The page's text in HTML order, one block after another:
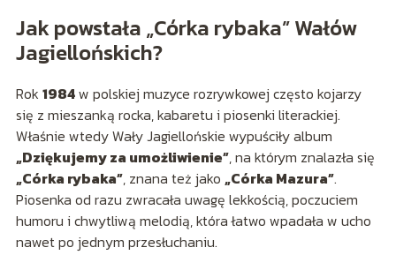
Jak powstała „Córka rybaka” Wałów
Jagiellońskich?
Rok 1984w polskiej muzyce rozrywkowej często kojarzy
się z mieszanką rocka, kabaretu i piosenki literackiej.
Właśnie wtedy Wały Jagiellońskie wypuściły album
„Dziękujemy za umożliwienie”, na którym znalazła się
„Córka rybaka”, znana też jako „Córka Mazura”.
Piosenka od razu zwracała uwagę lekkością, poczuciem
humoru i chwytliwą melodią, która łatwo wpadała w ucho
nawet po jednym przesłuchaniu.